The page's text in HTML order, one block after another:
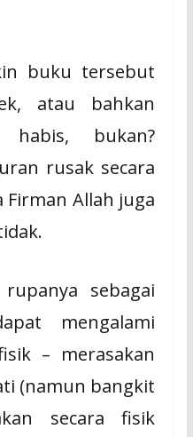
buku tersebut
atau bahkan
habis, bukan?
rusak secara
Allah juga
sebagai
mengalami
– merasakan
(namun bangkit
secara fisik